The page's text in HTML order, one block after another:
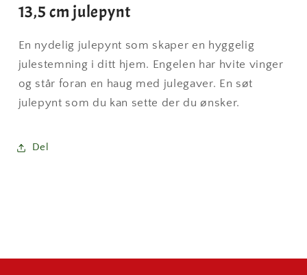
13,5 cm julepynt
En nydelig julepynt som skaper en hyggelig
julestemning i ditt hjem. Engelen har hvite vinger
og står foran en haug med julegaver. En søt
julepynt som du kan sette der du ønsker.
Del